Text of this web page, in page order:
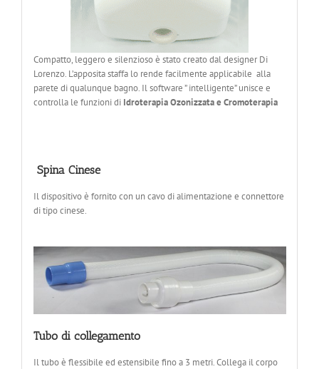
Compatto, leggero e silenzioso è stato creato dal designer Di
Lorenzo. L’apposita staffa lo rende facilmente applicabile alla
parete di qualunque bagno. Il software ” intelligente” unisce e
controlla le funzioni di Idroterapia Ozonizzata e Cromoterapia
Spina Cinese
Il dispositivo è fornito con un cavo di alimentazione e connettore
di tipo cinese.
Tubo di collegamento
Il tubo è flessibile ed estensibile fino a 3 metri. Collega il corpo